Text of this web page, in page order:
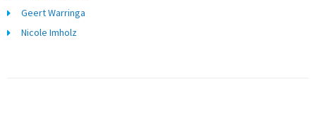
Geert Warringa
Nicole Imholz